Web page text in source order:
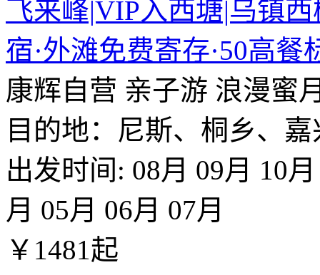
飞来峰|VIP入西塘|乌镇
宿·外滩免费寄存·50高餐
康辉自营 亲子游 浪漫蜜
目的地：尼斯、桐乡、
出发时间: 08月 09月 10月
月 05月 06月 07月
￥ 1481起